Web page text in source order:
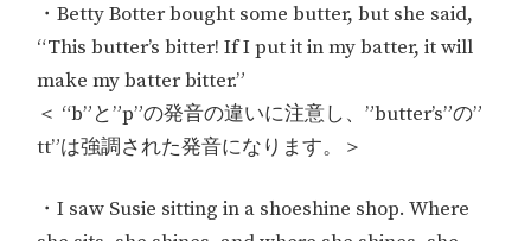
・Betty Botter bought some butter, but she said,
“This butter’s bitter! If I put it in my batter, it will
make my batter bitter.”
＜ “b”と”p”の発音の違いに注意し、”butter’s”の”
tt”は強調された発音になります。＞
・I saw Susie sitting in a shoeshine shop. Where